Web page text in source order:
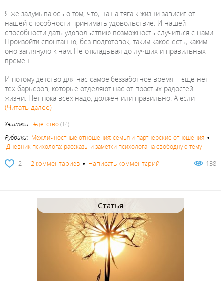
Я же задумываюсь о том, что, наша тяга к жизни зависит от...
нашей способности принимать удовольствие. И нашей
способности дать удовольствию возможность случиться с нами.
Произойти спонтанно, без подготовок, таким какое есть, каким
оно заглянуло к нам. Не откладывая до лучших и правильных
времен.
И потому детство для нас самое беззаботное время – еще нет
тех барьеров, которые отделяют нас от простых радостей
жизни. Нет пока всех надо, должен или правильно. А если
(Читать далее)
Хэштеги: #детство (14)
Рубрики: Межличностные отношения: семья и партнерские отношения •
Дневник психолога: рассказы и заметки психолога на свободную тему
2 2 комментариев • Написать комментарий 138
Статья